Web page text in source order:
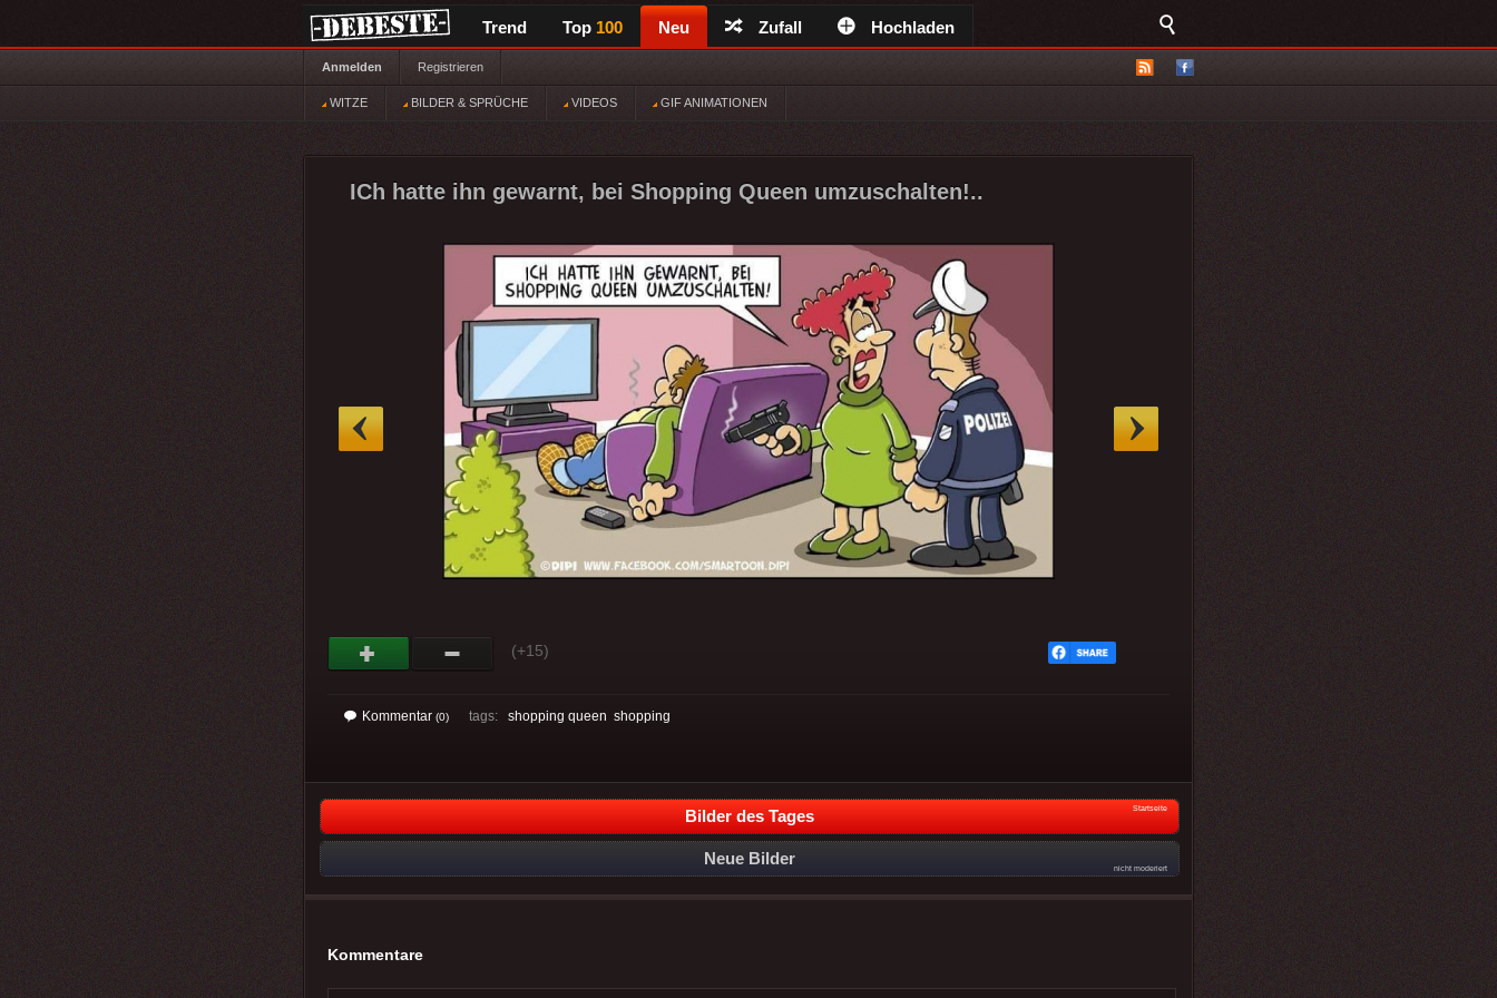
Trend Top 100 Neu Zufall Hochladen
Anmelden Registrieren
WITZE BILDER & SPRÜCHE VIDEOS GIF ANIMATIONEN
ICh hatte ihn gewarnt, bei Shopping Queen umzuschalten!..
(+15)
Kommentar (0) tags: shopping queen shopping
Bilder des Tages Startseite
Neue Bilder
nicht moderiert
Kommentare